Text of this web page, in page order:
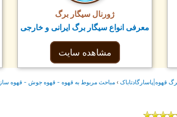
ژورنال سیگار برگ
معرفی انواع سیگار برگ ایرانی و خارجی
مشاهده سایت
قهوه|پاسارگادتاباک ›مباحث مربوط به قهوه - قهوه جوش - قهوه ساز